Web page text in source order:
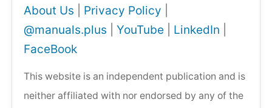
About Us
Privacy Policy
@manuals.plus
YouTube LinkedIn
FaceBook
This website is an independent publication and is
neither affiliated with nor endorsed by any of the